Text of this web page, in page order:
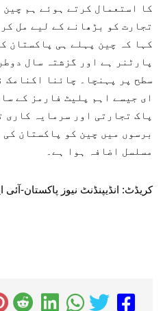
کا استعمال کرتے ہوئے ہم
تجارت کو بڑھانے کے لیے مل
کہا کہ چین پہلے ہی پاکستان
پارٹنر ہے اور گزشتہ سال
سطح پر پہنچا۔ چائنا اکنامک
ای جیسے اہم پلیٹ فارمز کے
پاک تجارتی اور سرمایہ کاری
برسوں میں چین کو پاکستان
مسلسل اضافہ ہوا ہے۔
کریڈٹ: انڈیپنڈنٹ نیوز پاکستان-آئی